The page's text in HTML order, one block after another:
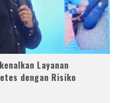
Layanan
dengan Risiko